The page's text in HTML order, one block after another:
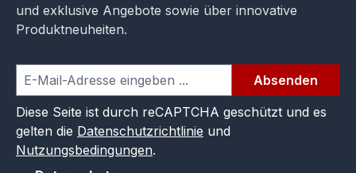
und exklusive Angebote sowie über innovative
Produktneuheiten.
Absenden
Diese Seite ist durch reCAPTCHA geschützt und es
gelten die Datenschutzrichtlinie und
Nutzungsbedingungen.